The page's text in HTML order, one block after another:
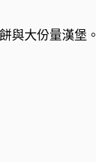
與大份量漢堡。